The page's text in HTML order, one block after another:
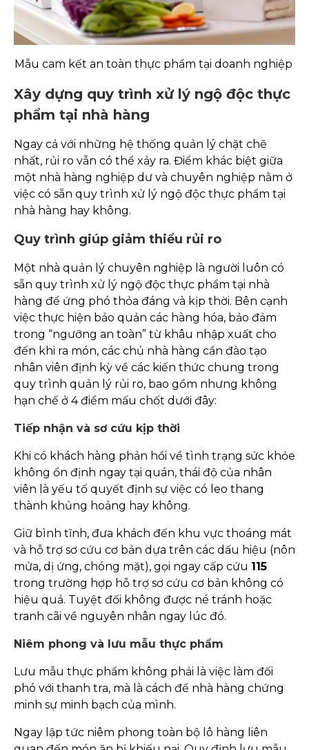
Mẫu cam kết an toàn thực phẩm tại doanh nghiệp
Xây dựng quy trình xử lý ngộ độc thực
phẩm tại nhà hàng
Ngay cả với những hệ thống quản lý chặt chẽ
nhất, rủi ro vẫn có thể xảy ra. Điểm khác biệt giữa
một nhà hàng nghiệp dư và chuyên nghiệp nằm ở
việc có sẵn quy trình xử lý ngộ độc thực phẩm tại
nhà hàng hay không.
Quy trình giúp giảm thiểu rủi ro
Một nhà quản lý chuyên nghiệp là người luôn có
sẵn quy trình xử lý ngộ độc thực phẩm tại nhà
hàng để ứng phó thỏa đáng và kịp thời. Bên cạnh
việc thực hiện bảo quản các hàng hóa, bảo đảm
trong “ngưỡng an toàn” từ khâu nhập xuất cho
đến khi ra món, các chủ nhà hàng cần đào tạo
nhân viên định kỳ về các kiến thức chung trong
quy trình quản lý rủi ro, bao gồm nhưng không
hạn chế ở 4 điểm mấu chốt dưới đây:
Tiếp nhận và sơ cứu kịp thời
Khi có khách hàng phản hồi về tình trạng sức khỏe
không ổn định ngay tại quán, thái độ của nhân
viên là yếu tố quyết định sự việc có leo thang
thành khủng hoảng hay không.
Giữ bình tĩnh, đưa khách đến khu vực thoáng mát
và hỗ trợ sơ cứu cơ bản dựa trên các dấu hiệu (nôn
mửa, dị ứng, chóng mặt), gọi ngay cấp cứu 115
trong trường hợp hỗ trợ sơ cứu cơ bản không có
hiệu quả. Tuyệt đối không được né tránh hoặc
tranh cãi về nguyên nhân ngay lúc đó.
Niêm phong và lưu mẫu thực phẩm
Lưu mẫu thực phẩm không phải là việc làm đối
phó với thanh tra, mà là cách để nhà hàng chứng
minh sự minh bạch của mình.
Ngay lập tức niêm phong toàn bộ lô hàng liên